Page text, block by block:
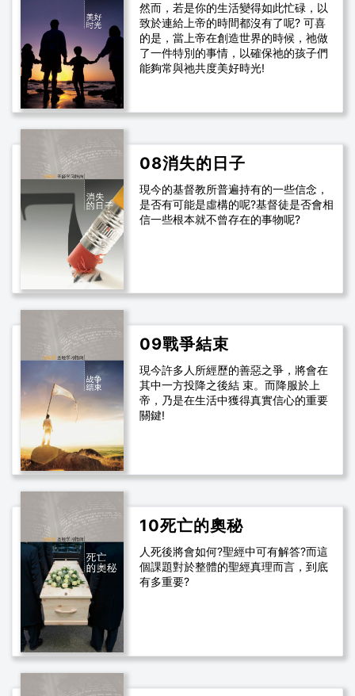
然而，若是你的生活變得如此忙碌，以
致於連給上帝的時間都沒有了呢? 可喜
的是，當上帝在創造世界的時候，祂做
了一件特別的事情，以確保祂的孩子們
能夠常與祂共度美好時光!
08消失的日子
現今的基督教所普遍持有的一些信念，
是否有可能是虛構的呢?基督徒是否會相
信一些根本就不曾存在的事物呢?
09戰爭結束
現今許多人所經歷的善惡之爭，將會在
其中一方投降之後結 束。而降服於上
帝，乃是在生活中獲得真實信心的重要
關鍵!
10死亡的奧秘
人死後將會如何?聖經中可有解答?而這
個課題對於整體的聖經真理而言，到底
有多重要?